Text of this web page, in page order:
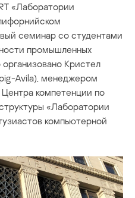
«Лаборатории
семинар со студентами
промышленных
Кристел
Avila), менеджером
компетенции по
«Лаборатории
компьютерной